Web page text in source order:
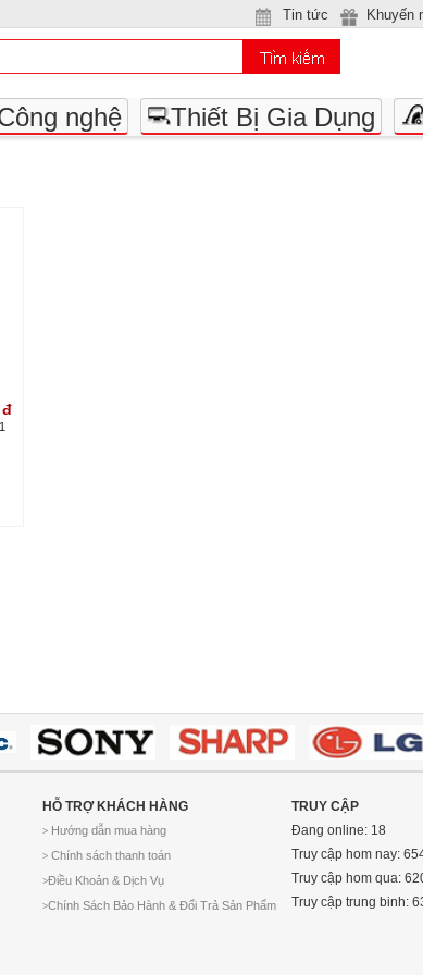
Tin tức Khuyến
nghệ Thiết Bị Gia Dụng
đ
HỖ TRỢ KHÁCH HÀNG
> Hướng dẫn mua hàng
> Chính sách thanh toán
>Điều Khoản & Dịch Vụ
>Chính Sách Bảo Hành & Đổi Trả Sản Phẩm
TRUY CẬP
Đang online: 18
Truy cập hom nay:
Truy cập hom qua:
Truy cập trung binh: